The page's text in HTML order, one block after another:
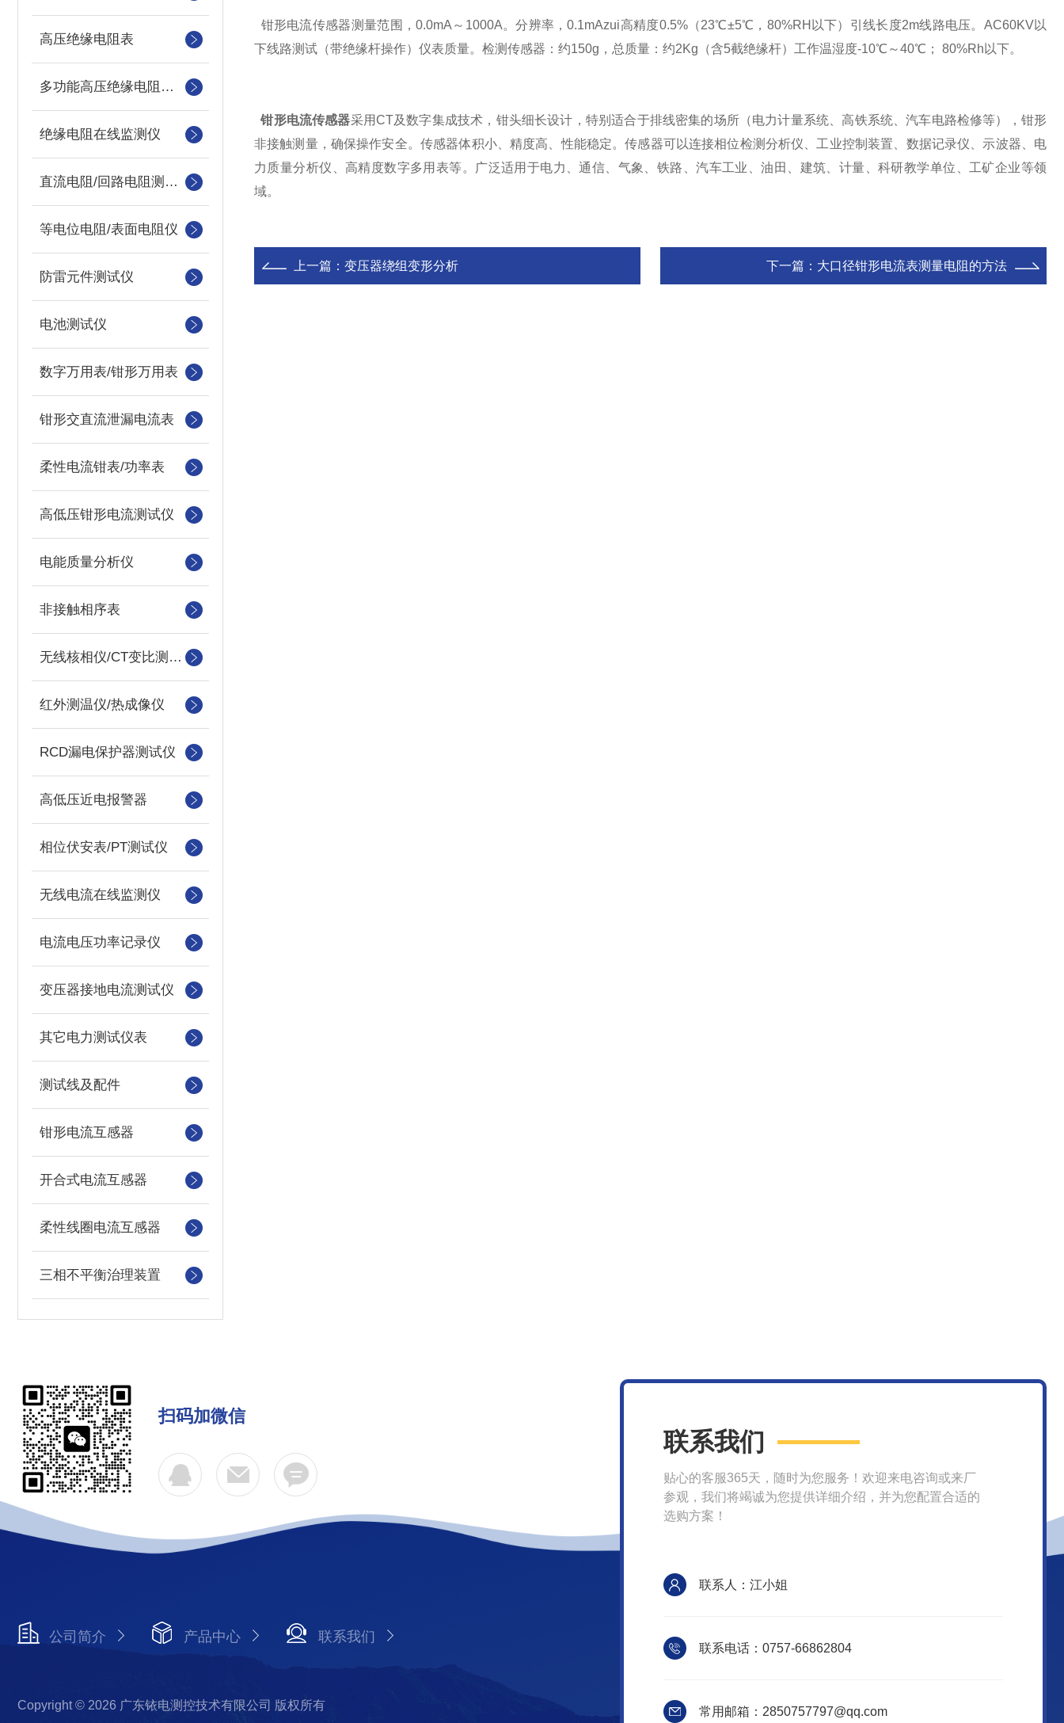
高压绝缘电阻表
多功能高压绝缘电阻测试仪
绝缘电阻在线监测仪
直流电阻/回路电阻测试仪
等电位电阻/表面电阻仪
防雷元件测试仪
电池测试仪
数字万用表/钳形万用表
钳形交直流泄漏电流表
柔性电流钳表/功率表
高低压钳形电流测试仪
电能质量分析仪
非接触相序表
无线核相仪/CT变比测试仪
红外测温仪/热成像仪
RCD漏电保护器测试仪
高低压近电报警器
相位伏安表/PT测试仪
无线电流在线监测仪
电流电压功率记录仪
变压器接地电流测试仪
其它电力测试仪表
测试线及配件
钳形电流互感器
开合式电流互感器
柔性线圈电流互感器
三相不平衡治理装置
钳形电流传感器测量范围，0.0mA～1000A。分辨率，0.1mAzui高精度0.5%（23℃±5℃，80%RH以下）引线长度2m线路电压。AC60KV以
下线路测试（带绝缘杆操作）仪表质量。检测传感器：约150g，总质量：约2Kg（含5截绝缘杆）工作温湿度-10℃～40℃； 80%Rh以下。
钳形电流传感器采用CT及数字集成技术，钳头细长设计，特别适合于排线密集的场所（电力计量系统、高铁系统、汽车电路检修等），钳形
非接触测量，确保操作安全。传感器体积小、精度高、性能稳定。传感器可以连接相位检测分析仪、工业控制装置、数据记录仪、示波器、电
力质量分析仪、高精度数字多用表等。广泛适用于电力、通信、气象、铁路、汽车工业、油田、建筑、计量、科研教学单位、工矿企业等领
域。
上一篇： 变压器绕组变形分析 下一篇： 大口径钳形电流表测量电阻的方法
扫码加微信
公司简介 产品中心 联系我们
Copyright © 2026 广东铱电测控技术有限公司 版权所有
联系我们
贴心的客服365天，随时为您服务！欢迎来电咨询或来厂
参观，我们将竭诚为您提供详细介绍，并为您配置合适的
选购方案！
联系人：江小姐
联系电话：0757-66862804
常用邮箱：2850757797@qq.com